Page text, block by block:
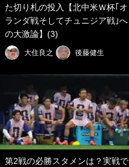
た切り札の投入【北中米Ｗ杯｢オ
ランダ戦そしてチュニジア戦｣へ
の大激論】(3)
大住良之 後藤健生
第2戦の必勝スタメンは？実戦で